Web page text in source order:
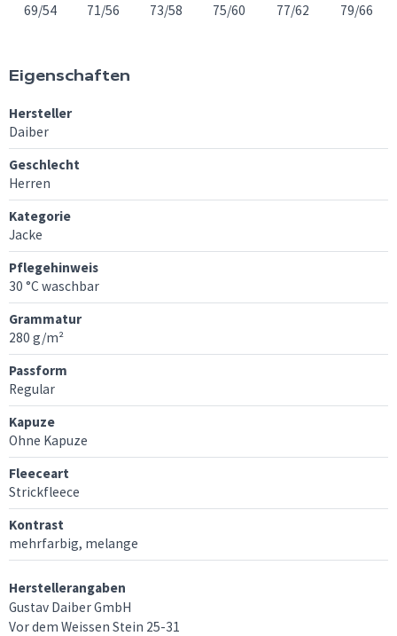
69/54 71/56 73/58 75/60 77/62 79/66
Eigenschaften
Hersteller
Daiber
Geschlecht
Herren
Kategorie
Jacke
Pflegehinweis
30 °C waschbar
Grammatur
280 g/m²
Passform
Regular
Kapuze
Ohne Kapuze
Fleeceart
Strickfleece
Kontrast
mehrfarbig, melange
Herstellerangaben
Gustav Daiber GmbH
Vor dem Weissen Stein 25-31